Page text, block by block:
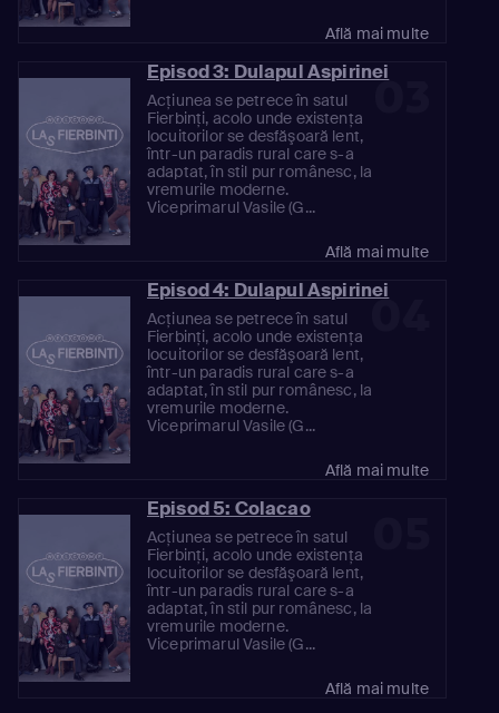
Află mai multe
03
Episod 3: Dulapul Aspirinei
Acţiunea se petrece în satul
Fierbinţi, acolo unde existenţa
locuitorilor se desfăşoară lent,
într-un paradis rural care s-a
adaptat, în stil pur românesc, la
vremurile moderne.
Viceprimarul Vasile (G...
Află mai multe
04
Episod 4: Dulapul Aspirinei
Acţiunea se petrece în satul
Fierbinţi, acolo unde existenţa
locuitorilor se desfăşoară lent,
într-un paradis rural care s-a
adaptat, în stil pur românesc, la
vremurile moderne.
Viceprimarul Vasile (G...
Află mai multe
Episod 5: Colacao
Acţiunea se petrece în satul
Fierbinţi, acolo unde existenţa
locuitorilor se desfăşoară lent,
într-un paradis rural care s-a
adaptat, în stil pur românesc, la
vremurile moderne.
Viceprimarul Vasile (G...
Află mai multe